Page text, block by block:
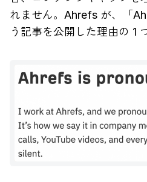
れません。Ahrefs が、「
う記事を公開した理由の 1